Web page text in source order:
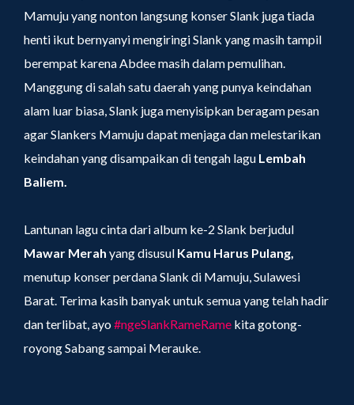
Mamuju yang nonton langsung konser Slank juga tiada
henti ikut bernyanyi mengiringi Slank yang masih tampil
berempat karena Abdee masih dalam pemulihan.
Manggung di salah satu daerah yang punya keindahan
alam luar biasa, Slank juga menyisipkan beragam pesan
agar Slankers Mamuju dapat menjaga dan melestarikan
keindahan yang disampaikan di tengah lagu Lembah
Baliem.
Lantunan lagu cinta dari album ke-2 Slank berjudul
Mawar Merah yang disusul Kamu Harus Pulang,
menutup konser perdana Slank di Mamuju, Sulawesi
Barat. Terima kasih banyak untuk semua yang telah hadir
dan terlibat, ayo#ngeSlankRameRame kita gotong-
royong Sabang sampai Merauke.